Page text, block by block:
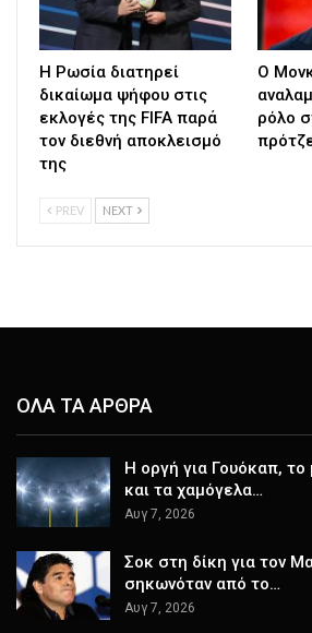
Η Ρωσία διατηρεί
δικαίωμα ψήφου στις
εκλογές της FIFA παρά
τον διεθνή αποκλεισμό
της
Ο
ρόλο
PREV NEXT
ΟΛΑ ΤΑ ΑΡΘΡΑ
Η οργή για Γουόκαπ, το
και τα χαμόγελα…
Αυγ 7, 2026
Σοκ στη δίκη για τον
σηκωνόταν από το…
Αυγ 7, 2026